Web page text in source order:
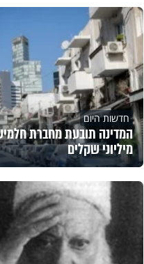
חדשות היום
מיליוני שקלים